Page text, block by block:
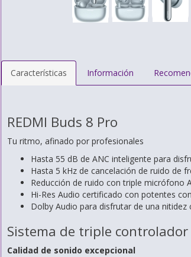
Características Información
REDMI Buds 8 Pro
Tu ritmo, afinado por profesionales
Hasta 55 dB de ANC inteligente para
Hasta 5 kHz de cancelación de ruido de
Reducción de ruido con triple micrófono
Hi-Res Audio certificado con potentes
Dolby Audio para disfrutar de una
Sistema de triple controlador
Calidad de sonido excepcional